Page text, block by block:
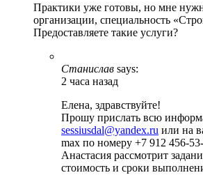
Практики уже готовы, но мне
организации, специальность
Предоставляете такие услуги?
Станислав says:
2 часа назад
Елена, здравствуйте!
Прошу прислать всю
sessiusdal@yandex.ru или на
max по номеру +7 912 456-
Анастасия рассмотрит
стоимость и сроки